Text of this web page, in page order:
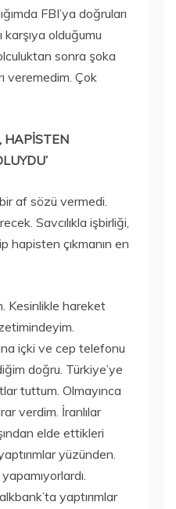
FBI’ya doğruları
olduğumu
sonra şoka
veremedim. Çok
HAPİSTEN
af sözü vermedi.
Savcılıkla işbirliği,
hapisten çıkmanın en
Kesinlikle hareket
içki ve cep telefonu
doğru. Türkiye’ye
tuttum. Olmayınca
verdim. İranlılar
elde ettikleri
yüzünden.
yaptırımlar